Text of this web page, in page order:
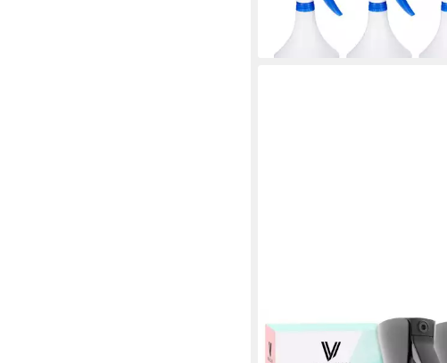
lieferbar - in 2-3 Werktagen bei dir
VILLKIN
Sprühflasche, Wasserstäuber,